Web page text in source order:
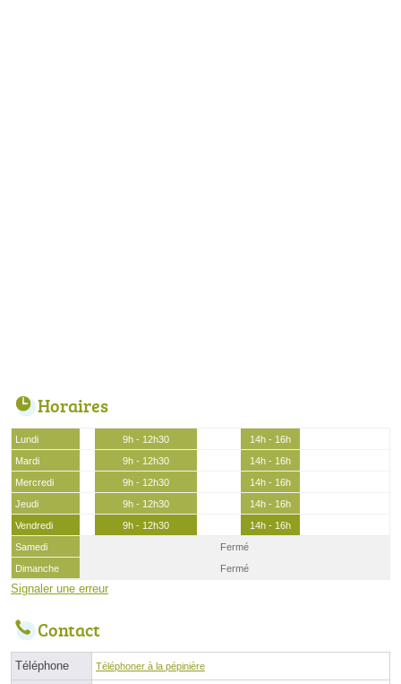
Horaires
Lundi 9h - 12h30
14h - 16h
Mardi
9h - 12h30
14h - 16h
Mercredi
9h - 12h30
14h - 16h
Jeudi
9h - 12h30
14h - 16h
Vendredi
9h - 12h30
14h - 16h
Samedi
Fermé
Dimanche
Fermé
Signaler une erreur
Contact
Téléphone Téléphoner à la pépinière